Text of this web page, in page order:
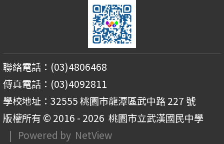
聯絡電話：(03)4806468
傳真電話：(03)4092811
學校地址：32555 桃園市龍潭區武中路 227 號
版權所有 © 2016 - 2026 桃園市立武漢國民中學
| Powered by NetView